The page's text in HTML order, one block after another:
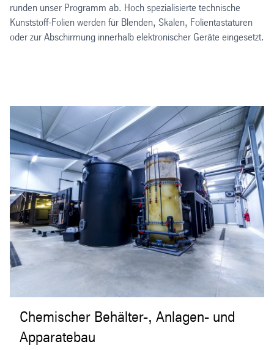
runden unser Programm ab. Hoch spezialisierte technische
Kunststoff-Folien werden für Blenden, Skalen, Folientastaturen
oder zur Abschirmung innerhalb elektronischer Geräte eingesetzt.
Chemischer Behälter-, Anlagen- und
Apparatebau